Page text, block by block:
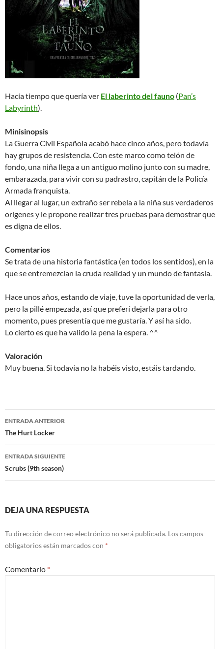
Hacía tiempo que quería ver El laberinto del fauno (Pan’s
Labyrinth).
Minisinopsis
La Guerra Civil Española acabó hace cinco años, pero todavía
hay grupos de resistencia. Con este marco como telón de
fondo, una niña llega a un antiguo molino junto con su madre,
embarazada, para vivir con su padrastro, capitán de la Policía
Armada franquista.
Al llegar al lugar, un extraño ser rebela a la niña sus verdaderos
orígenes y le propone realizar tres pruebas para demostrar que
es digna de ellos.
Comentarios
Se trata de una historia fantástica (en todos los sentidos), en la
que se entremezclan la cruda realidad y un mundo de fantasía.
Hace unos años, estando de viaje, tuve la oportunidad de verla,
pero la pillé empezada, así que preferí dejarla para otro
momento, pues presentía que me gustaría. Y así ha sido.
Lo cierto es que ha valido la pena la espera. ^^
Valoración
Muy buena. Si todavía no la habéis visto, estáis tardando.
Navegación
de
entradas
ENTRADA ANTERIOR
The Hurt Locker
ENTRADA SIGUIENTE
Scrubs (9th season)
DEJA UNA RESPUESTA
Tu dirección de correo electrónico no será publicada. Los campos
obligatorios están marcados con *
Comentario *